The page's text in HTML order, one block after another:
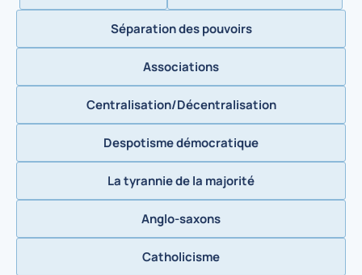
Séparation des pouvoirs
Associations
Centralisation/Décentralisation
Despotisme démocratique
La tyrannie de la majorité
Anglo-saxons
Catholicisme